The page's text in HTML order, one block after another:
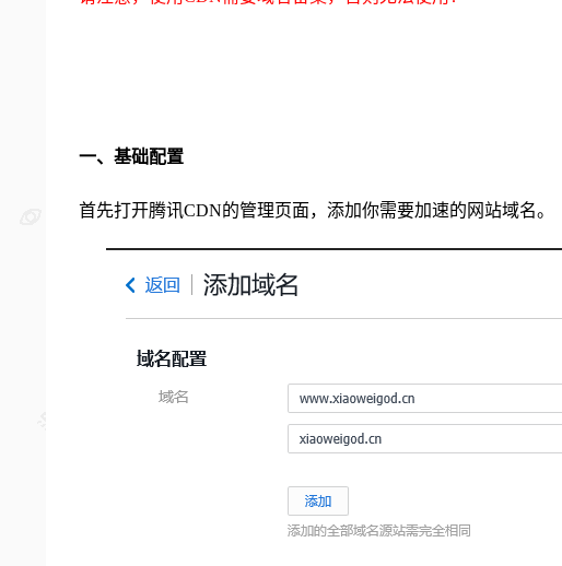
一、基础配置
首先打开腾讯CDN的管理页面，添加你需要加速的网站域名。